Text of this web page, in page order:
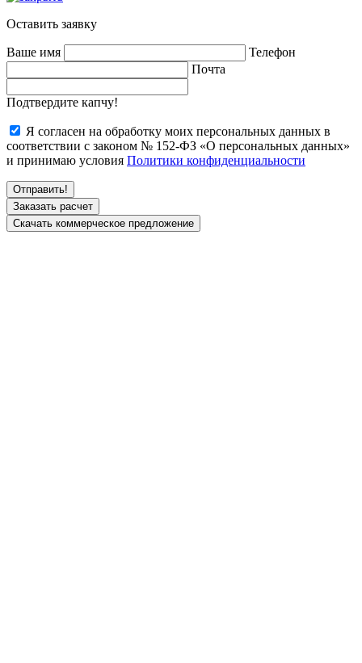
Оставить заявку
Ваше имя
Телефон
Почта
Подтвердите капчу!
Я согласен на обработку моих персональных данных в
соответствии с законом № 152-ФЗ «О персональных данных»
и принимаю условия Политики конфиденциальности
Заказать расчет
Скачать коммерческое предложение